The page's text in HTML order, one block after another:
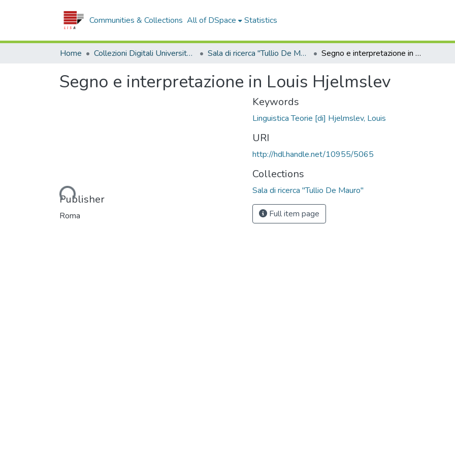
Communities & Collections All of DSpace Statistics
Home Collezioni Digitali Università della Calabria Sala di ricerca "Tullio De Mauro" Segno e interpretazione in Louis Hjelmslev
Segno e interpretazione in Louis Hjelmslev
Loading...
Publisher
Roma
Keywords
Linguistica Teorie [di] Hjelmslev, Louis
URI
http://hdl.handle.net/10955/5065
Collections
Sala di ricerca "Tullio De Mauro"
Full item page